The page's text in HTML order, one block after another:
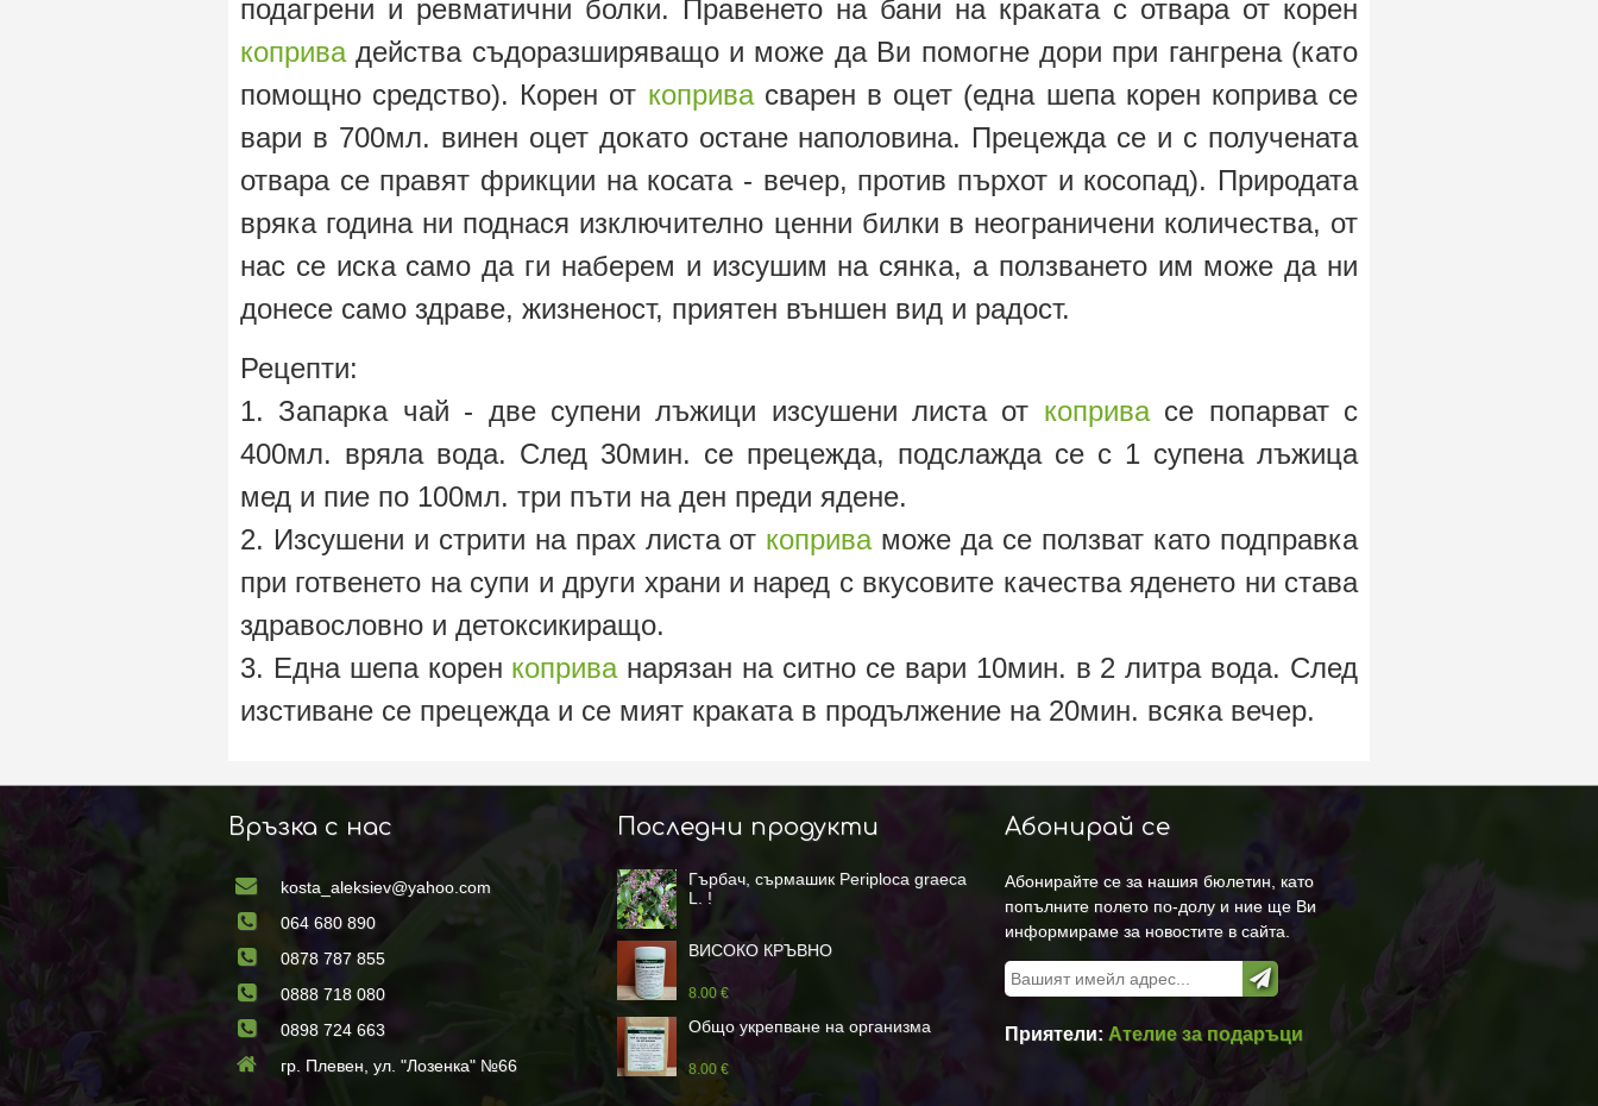
подагрени и ревматични болки. Правенето на бани на краката с отвара от корен
копривадейства съдоразширяващо и може да Ви помогне дори при гангрена (като
помощно средство). Корен от копривасварен в оцет (една шепа корен коприва се
вари в 700мл. винен оцет докато остане наполовина. Прецежда се и с получената
отвара се правят фрикции на косата - вечер, против пърхот и косопад). Природата
вряка година ни поднася изключително ценни билки в неограничени количества, от
нас се иска само да ги наберем и изсушим на сянка, а ползването им може да ни
донесе само здраве, жизненост, приятен външен вид и радост.
Рецепти:
1. Запарка чай - две супени лъжици изсушени листа от копривасе попарват с
400мл. вряла вода. След 30мин. се прецежда, подслажда се с 1 супена лъжица
мед и пие по 100мл. три пъти на ден преди ядене.
2. Изсушени и стрити на прах листа от коприваможе да се ползват като подправка
при готвенето на супи и други храни и наред с вкусовите качества яденето ни става
здравословно и детоксикиращо.
3. Една шепа корен коприванарязан на ситно се вари 10мин. в 2 литра вода. След
изстиване се прецежда и се мият краката в продължение на 20мин. всяка вечер.
Връзка с нас
kosta_aleksiev@yahoo.com
064 680 890
0878 787 855
0888 718 080
0898 724 663
гр. Плевен, ул. "Лозенка" №66
Последни продукти
Гърбач, сърмашик Periploca graeca
L. !
ВИСОКО КРЪВНО
8.00 €
Общо укрепване на организма
8.00 €
Абонирай се
Абонирайте се за нашия бюлетин, като
попълните полето по-долу и ние ще Ви
информираме за новостите в сайта.
Приятели: Ателие за подаръци